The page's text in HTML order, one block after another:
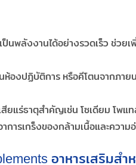
ป็นพลังงานได้อย่างรวดเร็ว ช่วย
องปฏิบัติการ หรือคีโตนจากภาย
ยแร่ธาตุสำคัญเช่น โซเดียม โพแ
การเกร็งของกล้ามเนื้อและความ
อาหารเสริมสำ